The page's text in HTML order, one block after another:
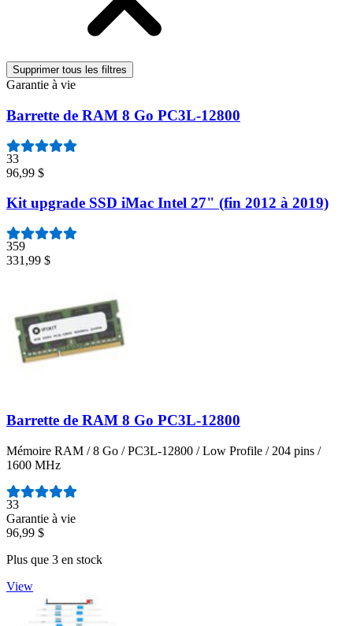
Supprimer tous les filtres
Garantie à vie
Barrette de RAM 8 Go PC3L-12800
33
96,99 $
Kit upgrade SSD iMac Intel 27" (fin 2012 à 2019)
359
331,99 $
Barrette de RAM 8 Go PC3L-12800
Mémoire RAM / 8 Go / PC3L-12800 / Low Profile / 204 pins /
1600 MHz
Nombre d'avis :
33
Garantie à vie
96,99 $
Plus que 3 en stock
View